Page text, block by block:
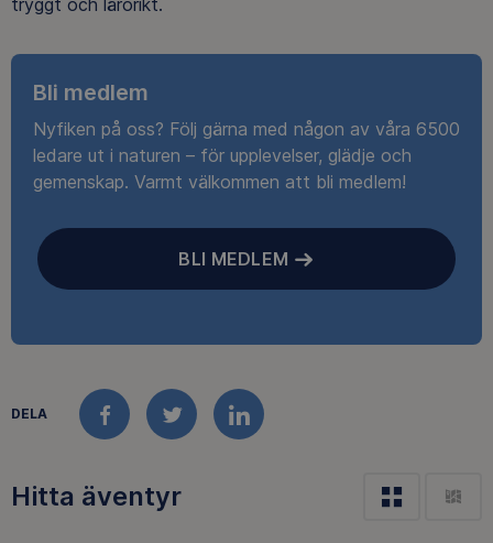
tryggt och lärorikt.
Bli medlem
Nyfiken på oss? Följ gärna med någon av våra 6500
ledare ut i naturen – för upplevelser, glädje och
gemenskap. Varmt välkommen att bli medlem!
BLI MEDLEM
DELA
FACEBOOKTWITTERLINKEDIN
Hitta äventyr